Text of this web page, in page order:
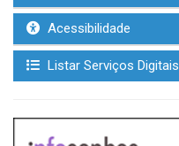
Acessibilidade
Listar Serviços Digitais